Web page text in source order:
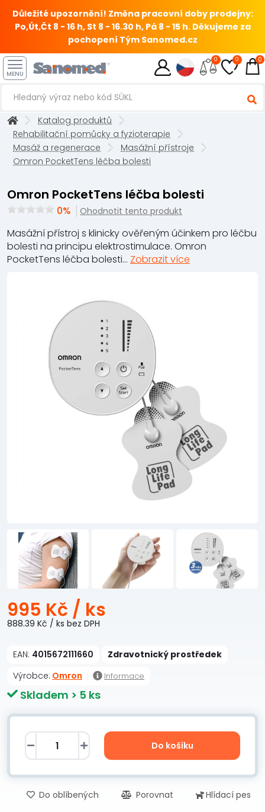
Důležité upozornění! Změna pracovní doby prodejny:
Po,Út,Čt 8 - 16 h, St 8 - 16.30 h, Pá 8 - 15 h. Děkujeme za
pochopení Tým Sanomed.cz
MENU
0 0 0
Katalog produktů
Rehabilitační pomůcky a fyzioterapie
Masáž a regenerace
Masážní přístroje
Omron PocketTens léčba bolesti
Omron PocketTens léčba bolesti
0% Ohodnotit tento produkt
Masážní přístroj s klinicky ověřeným účinkem pro léčbu
bolesti na principu elektrostimulace. Omron
PocketTens léčba bolesti... Zobrazit více
995 Kč / ks
888.39 Kč / ks bez DPH
EAN: 4015672111660
Zdravotnický prostředek
Výrobce: Omron Informace
Skladem > 5 ks
Do košíku
Do oblíbených Porovnat Hlídací pes